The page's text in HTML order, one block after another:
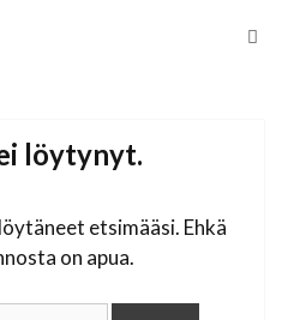
löytynyt.
etsimääsi. Ehkä
on apua.